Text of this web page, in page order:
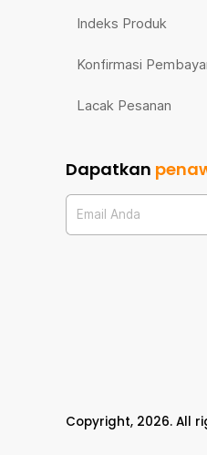
Indeks Produk
Konfirmasi
Lacak Pesanan
Dapatkan
Email Anda
Copyright, 2026. All